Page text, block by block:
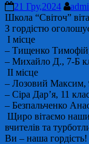
21 Гру,2024
Школа “Світоч”
З гордістю
І місце
– Тищенко
– Михайло Д., 7-Б
ІІ місце
– Лозовий Максим,
– Сіра Дар’я, 11
– Безпальченко
Щиро вітаємо
вчителів та
Ви – наша